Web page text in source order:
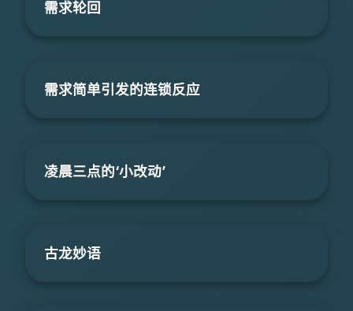
需求轮回
需求简单引发的连锁反应
凌晨三点的‘小改动’
古龙妙语